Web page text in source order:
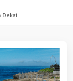
Dekat